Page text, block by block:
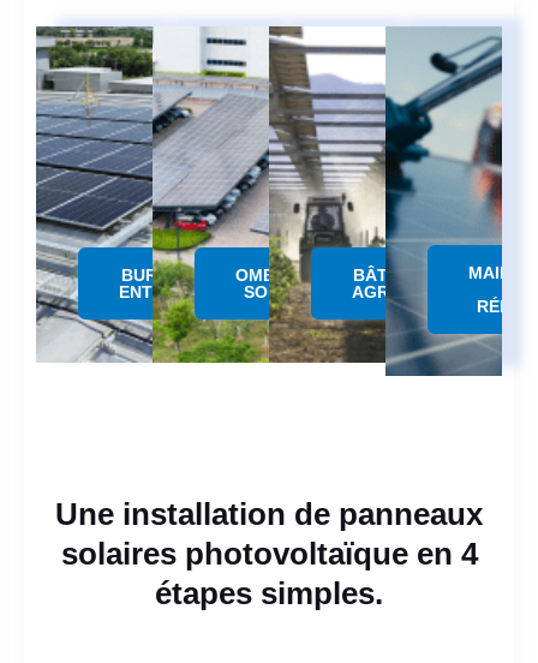
BUREAUX &
ENTREPÔTS
OMBRIERE
SOLAIRE
BÂTIMENTS
AGRICOLES
Une installation de panneaux
solaires photovoltaïque en 4
étapes simples.